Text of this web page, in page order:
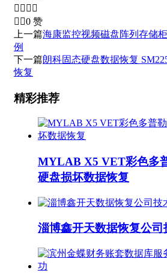
   
 0 赞
上一篇海康监控视频磁盘阵列存储
例
下一篇朗科固态硬盘数据恢复
恢复
精彩推荐
MYLAB X5 VET彩色多
硬盘损坏数据恢复
淄博鑫开天数据恢复公